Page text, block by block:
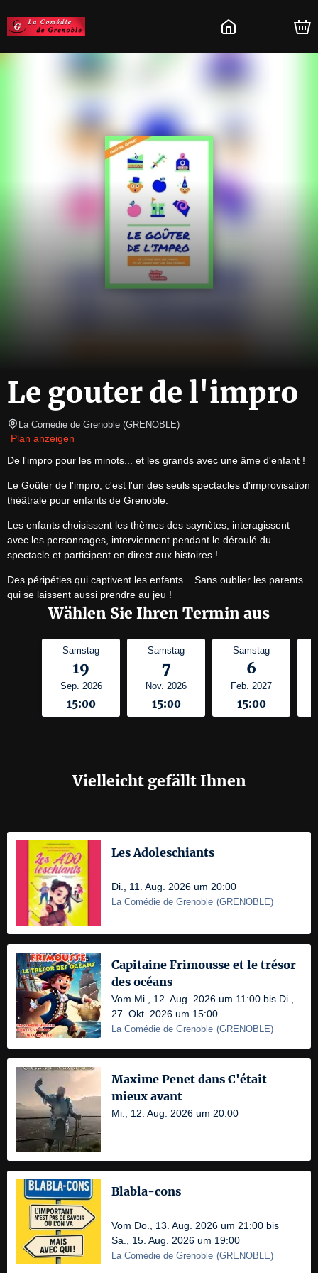
Le gouter de l'impro
La Comédie de Grenoble (GRENOBLE)
Plan anzeigen
De l'impro pour les minots... et les grands avec une âme d'enfant !
Le Goûter de l'impro, c'est l'un des seuls spectacles d'improvisation
théâtrale pour enfants de Grenoble.
Les enfants choisissent les thèmes des saynètes, interagissent
avec les personnages, interviennent pendant le déroulé du
spectacle et participent en direct aux histoires !
Des péripéties qui captivent les enfants... Sans oublier les parents
qui se laissent aussi prendre au jeu !
Wählen Sie Ihren Termin aus
Samstag
19
Sep. 2026
15:00
Samstag
7
Nov. 2026
15:00
Samstag
6
Feb. 2027
15:00
Vielleicht gefällt Ihnen
Les Adoleschiants
Di., 11. Aug. 2026 um 20:00
La Comédie de Grenoble (GRENOBLE)
Capitaine Frimousse et le trésor
des océans
Vom Mi., 12. Aug. 2026 um 11:00 bis Di.,
27. Okt. 2026 um 15:00
La Comédie de Grenoble (GRENOBLE)
Maxime Penet dans C'était
mieux avant
Mi., 12. Aug. 2026 um 20:00
Blabla-cons
Vom Do., 13. Aug. 2026 um 21:00 bis
Sa., 15. Aug. 2026 um 19:00
La Comédie de Grenoble (GRENOBLE)